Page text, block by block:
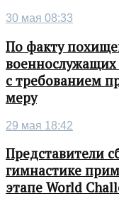
30 мая 08:33
По факту
с требованием
меру
29 мая 18:42
Представители
гимнастике
этапе World